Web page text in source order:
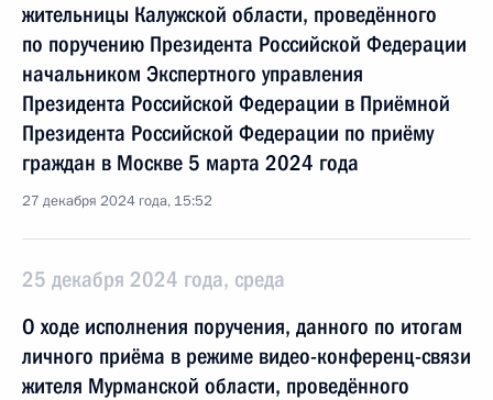
жительницы Калужской области, проведённого
по поручению Президента Российской Федерации
начальником Экспертного управления
Президента Российской Федерации в Приёмной
Президента Российской Федерации по приёму
граждан в Москве 5 марта 2024 года
27 декабря 2024 года, 15:52
25 декабря 2024 года, среда
О ходе исполнения поручения, данного по итогам
личного приёма в режиме видео-конференц-связи
жителя Мурманской области, проведённого